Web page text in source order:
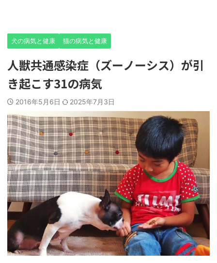
犬の病気と健康 猫の病気と健康
人獣共通感染症（ズーノーシス）が引
き起こす31の病気
2016年5月6日 2025年7月3日